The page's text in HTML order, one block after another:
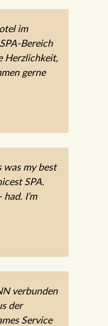
im
Bereich
Herzlichkeit,
gerne
was my best
SPA.
I’m
verbunden
der
Service